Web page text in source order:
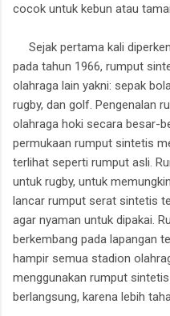
cocok untuk kebun atau
Sejak pertama kali
pada tahun 1966, rumput
olahraga lain yakni: sepak
rugby, dan golf. Pengenalan
olahraga hoki secara besar-
permukaan rumput sintetis
terlihat seperti rumput asli.
untuk rugby, untuk
lancar rumput serat sintetis
agar nyaman untuk dipakai.
berkembang pada lapangan
hampir semua stadion
menggunakan rumput
berlangsung, karena lebih